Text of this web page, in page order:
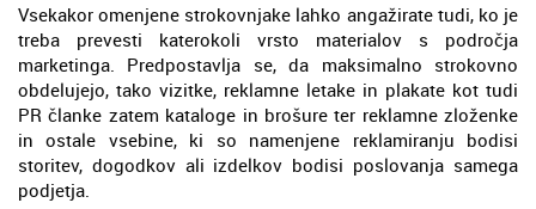
Vsekakor omenjene strokovnjake lahko angažirate tudi, ko je
treba prevesti katerokoli vrsto materialov s področja
marketinga. Predpostavlja se, da maksimalno strokovno
obdelujejo, tako vizitke, reklamne letake in plakate kot tudi
PR članke zatem kataloge in brošure ter reklamne zloženke
in ostale vsebine, ki so namenjene reklamiranju bodisi
storitev, dogodkov ali izdelkov bodisi poslovanja samega
podjetja.